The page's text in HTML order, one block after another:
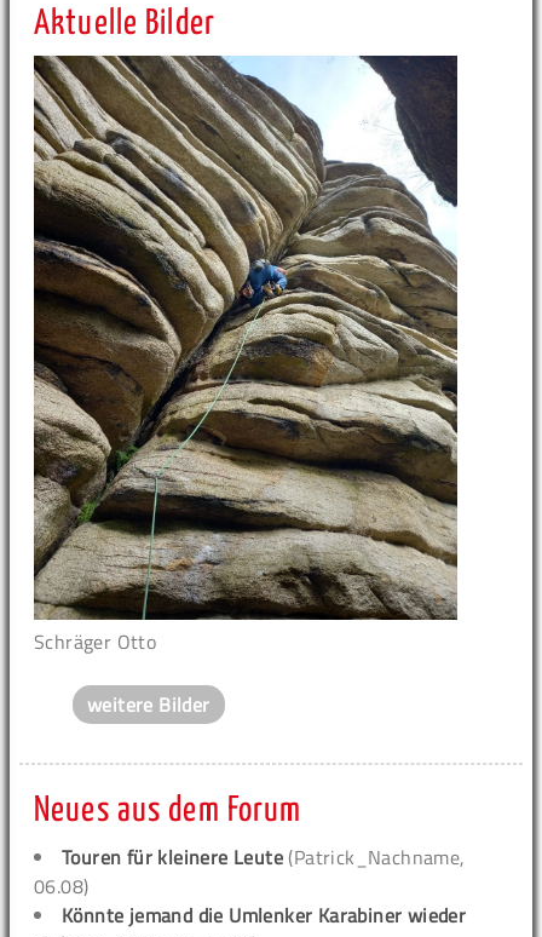
Aktuelle Bilder
Schräger Otto
weitere Bilder
Neues aus dem Forum
Touren für kleinere Leute (Patrick_Nachname,
06.08)
Könnte jemand die Umlenker Karabiner wieder